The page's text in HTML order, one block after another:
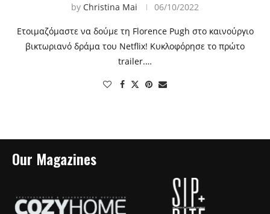
by Christina Mai 06/10/2022
Ετοιμαζόμαστε να δούμε τη Florence Pugh στο καινούργιο
βικτωριανό δράμα του Netflix! Κυκλοφόρησε το πρώτο
trailer.…
Our Magazines